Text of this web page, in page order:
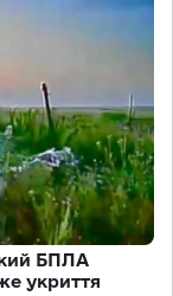
БПЛА
укриття